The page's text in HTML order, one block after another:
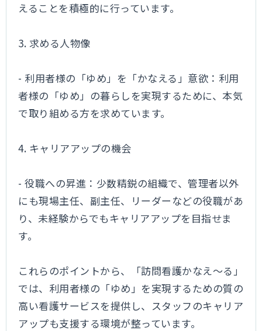
えることを積極的に行っています。
3. 求める人物像
- 利用者様の「ゆめ」を「かなえる」意欲：利用
者様の「ゆめ」の暮らしを実現するために、本気
で取り組める方を求めています。
4. キャリアアップの機会
- 役職への昇進：少数精鋭の組織で、管理者以外
にも現場主任、副主任、リーダーなどの役職があ
り、未経験からでもキャリアアップを目指せま
す。
これらのポイントから、「訪問看護かなえ～る」
では、利用者様の「ゆめ」を実現するための質の
高い看護サービスを提供し、スタッフのキャリア
アップも支援する環境が整っています。